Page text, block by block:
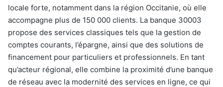
locale forte, notamment dans la région Occitanie, où elle
accompagne plus de 150 000 clients. La banque 30003
propose des services classiques tels que la gestion de
comptes courants, l’épargne, ainsi que des solutions de
financement pour particuliers et professionnels. En tant
qu’acteur régional, elle combine la proximité d’une banque
de réseau avec la modernité des services en ligne, ce qui